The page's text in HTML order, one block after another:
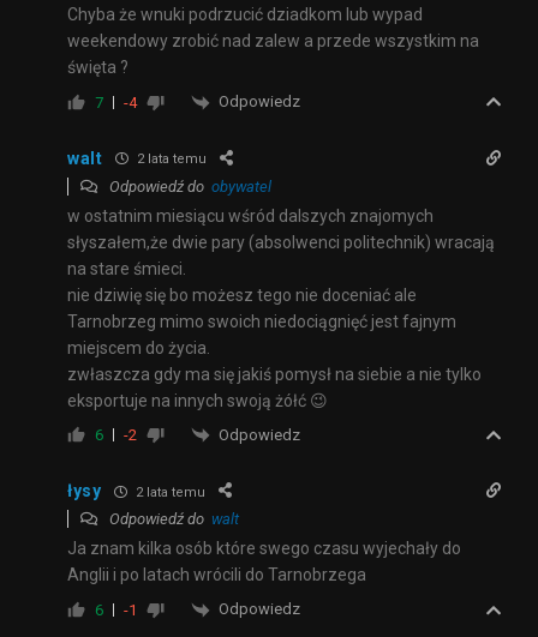
Chyba że wnuki podrzucić dziadkom lub wypad
weekendowy zrobić nad zalew a przede wszystkim na
święta ?
7 -4 Odpowiedz
walt 2 lata temu
Odpowiedź do obywatel
w ostatnim miesiącu wśród dalszych znajomych
słyszałem,że dwie pary (absolwenci politechnik) wracają
na stare śmieci.
nie dziwię się bo możesz tego nie doceniać ale
Tarnobrzeg mimo swoich niedociągnięć jest fajnym
miejscem do życia.
zwłaszcza gdy ma się jakiś pomysł na siebie a nie tylko
eksportuje na innych swoją żółć 😉
6 -2 Odpowiedz
łysy 2 lata temu
Odpowiedź do walt
Ja znam kilka osób które swego czasu wyjechały do
Anglii i po latach wrócili do Tarnobrzega
6 -1 Odpowiedz